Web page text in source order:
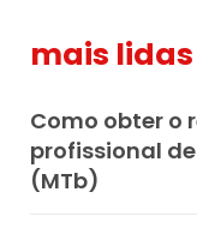
mais lidas
Como obter o
profissional
(MTb)